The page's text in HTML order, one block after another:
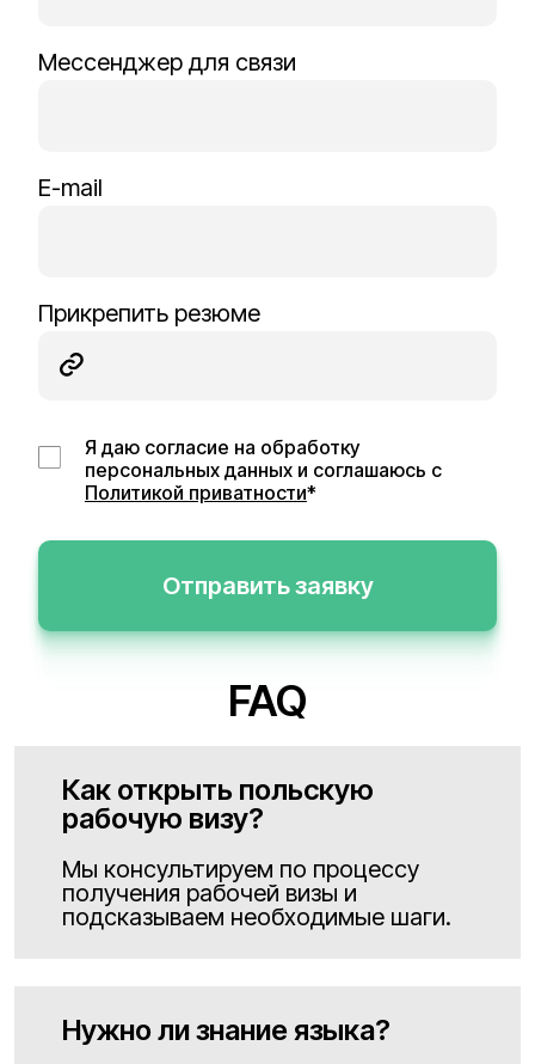
Мессенджер для связи
E-mail
Прикрепить резюме
Я даю согласие на обработку
персональных данных и соглашаюсь с
Политикой приватности*
Отправить заявку
FAQ
Как открыть польскую
рабочую визу?
Мы консультируем по процессу
получения рабочей визы и
подсказываем необходимые шаги.
Нужно ли знание языка?